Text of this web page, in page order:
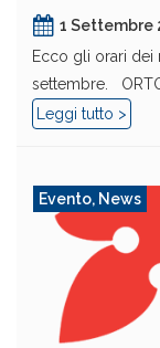
1 Settembre
Ecco gli orari dei
settembre.
Leggi tutto >
Evento, News